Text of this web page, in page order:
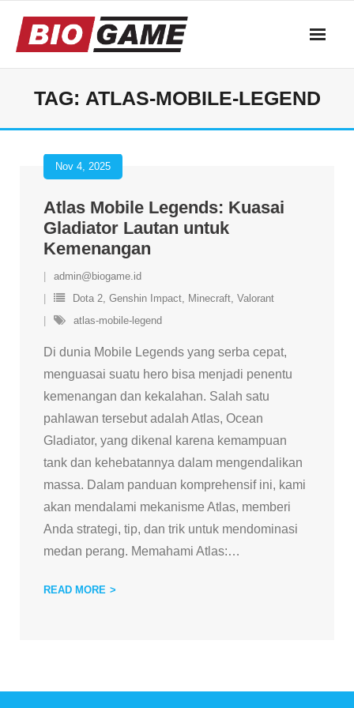
content
TAG: ATLAS-MOBILE-LEGEND
Atlas Mobile Legends: Kuasai
Gladiator Lautan untuk
Kemenangan
Nov 4, 2025
admin@biogame.id
Dota 2, Genshin Impact, Minecraft, Valorant
atlas-mobile-legend
Di dunia Mobile Legends yang serba cepat,
menguasai suatu hero bisa menjadi penentu
kemenangan dan kekalahan. Salah satu
pahlawan tersebut adalah Atlas, Ocean
Gladiator, yang dikenal karena kemampuan
tank dan kehebatannya dalam mengendalikan
massa. Dalam panduan komprehensif ini, kami
akan mendalami mekanisme Atlas, memberi
Anda strategi, tip, dan trik untuk mendominasi
medan perang. Memahami Atlas:…
READ MORE